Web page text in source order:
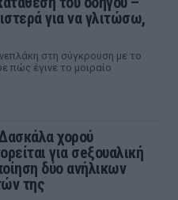
για να γλιτώσω,
στη σύγκρουση με το
πώς έγινε το μοιραίο
χορού
για σeξουαλική
δύο ανήλικων
της